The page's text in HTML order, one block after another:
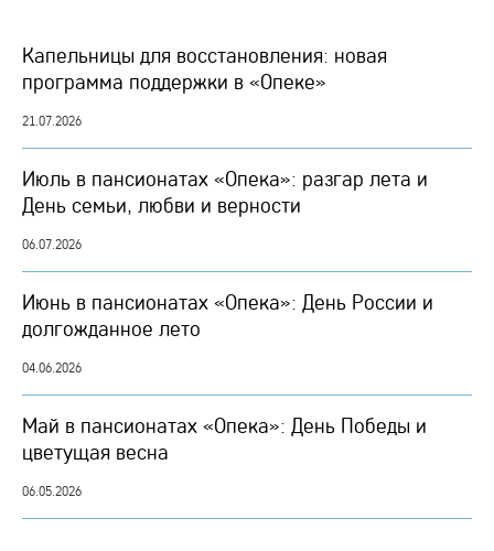
Капельницы для восстановления: новая
программа поддержки в «Опеке»
21.07.2026
Июль в пансионатах «Опека»: разгар лета и
День семьи, любви и верности
06.07.2026
Июнь в пансионатах «Опека»: День России и
долгожданное лето
04.06.2026
Май в пансионатах «Опека»: День Победы и
цветущая весна
06.05.2026